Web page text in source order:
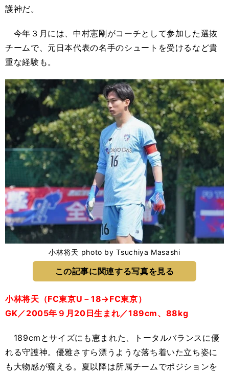
護神だ。
今年３月には、中村憲剛がコーチとして参加した選抜
チームで、元日本代表の名手のシュートを受けるなど貴
重な経験も。
小林将天 photo by Tsuchiya Masashi
この記事に関連する写真を見る
小林将天（FC東京U－18→FC東京）
GK／2005年９月20日生まれ／189cm、88kg
189cmとサイズにも恵まれた、トータルバランスに優
れる守護神。優雅さすら漂うような落ち着いた立ち姿に
も大物感が窺える。夏以降は所属チームでポジションを